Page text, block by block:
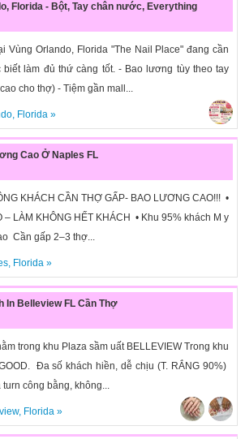
Florida - Bột, Tay chân nước, Everything
Vùng Orlando, Florida "The Nail Place" đang cần
làm đủ thứ càng tốt. - Bao lương tùy theo tay
cho thợ) - Tiệm gần mall...
, Florida»
Cao Ở Naples FL
KHÁCH CẦN THỢ GẤP- BAO LƯƠNG CAO!!! •
– LÀM KHÔNG HẾT KHÁCH • Khu 95% khách M y
Cần gấp 2–3 thợ...
, Florida»
In Belleview FL Cần Thợ
trong khu Plaza sầm uất BELLEVIEW Trong khu
Đa số khách hiền, dễ chịu (T. RẮNG 90%)
công bằng, không...
, Florida»